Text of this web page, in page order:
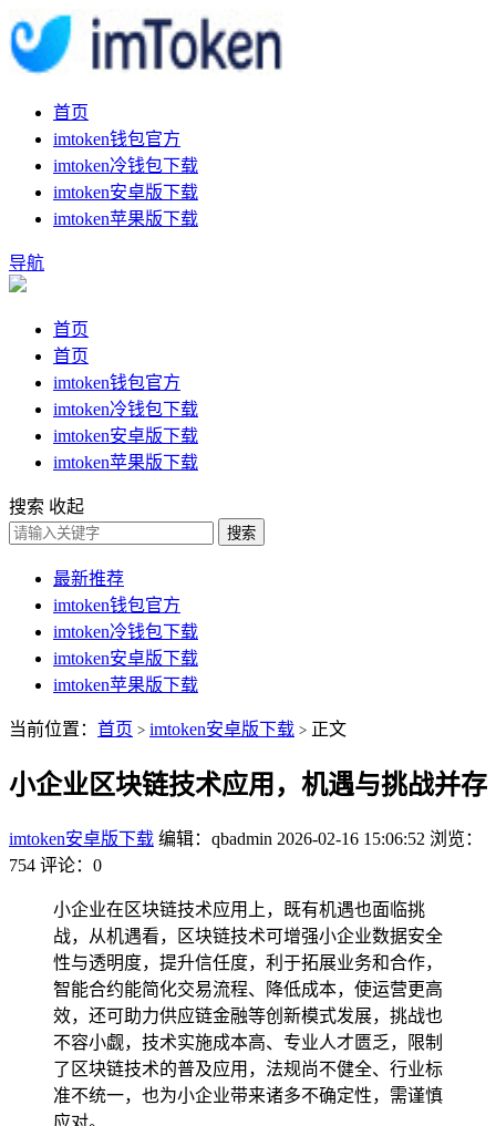
首页
imtoken钱包官方
imtoken冷钱包下载
imtoken安卓版下载
imtoken苹果版下载
导航
首页
首页
imtoken钱包官方
imtoken冷钱包下载
imtoken安卓版下载
imtoken苹果版下载
搜索 收起
搜索
最新推荐
imtoken钱包官方
imtoken冷钱包下载
imtoken安卓版下载
imtoken苹果版下载
当前位置： 首页 > imtoken安卓版下载 > 正文
小企业区块链技术应用，机遇与挑战并存
imtoken安卓版下载 编辑：qbadmin 2026-02-16 15:06:52 浏览：
754 评论：0
小企业在区块链技术应用上，既有机遇也面临挑
战，从机遇看，区块链技术可增强小企业数据安全
性与透明度，提升信任度，利于拓展业务和合作，
智能合约能简化交易流程、降低成本，使运营更高
效，还可助力供应链金融等创新模式发展，挑战也
不容小觑，技术实施成本高、专业人才匮乏，限制
了区块链技术的普及应用，法规尚不健全、行业标
准不统一，也为小企业带来诸多不确定性，需谨慎
应对。